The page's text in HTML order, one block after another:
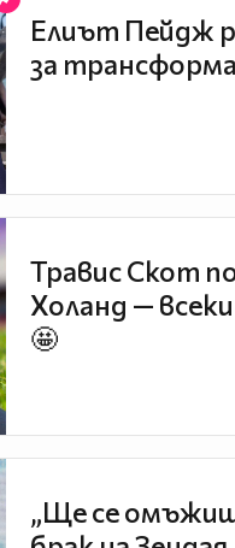
Елиът Пейдж
за
Травис Скот
Холанд —
🤩
„Ще се